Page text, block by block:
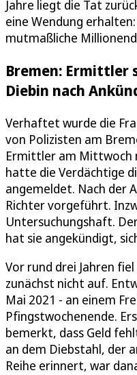
Jahre liegt die Tat
eine Wendung
mutmaßliche
Bremen: Ermittler
Diebin nach
Verhaftet wurde die
von Polizisten am
Ermittler am Mittwoch
hatte die Verdächtige
angemeldet. Nach der
Richter vorgeführt.
Untersuchungshaft.
hat sie angekündigt,
Vor rund drei Jahren
zunächst nicht auf.
Mai 2021 - an einem
Pfingstwochenende.
bemerkt, dass Geld
an dem Diebstahl, der
Reihe erinnert, war